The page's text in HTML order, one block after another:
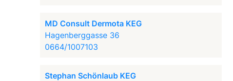
MD Consult Dermota KEG
Hagenberggasse 36
0664/1007103
Stephan Schönlaub KEG